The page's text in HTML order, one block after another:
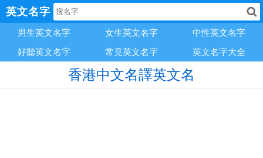
英文名字
男生英文名字 女生英文名字
中性英文名字
好聽英文名字
常見英文名字 英文名字大全
香港中文名譯英文名